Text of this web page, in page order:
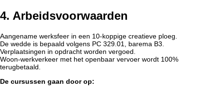
4. Arbeidsvoorwaarden
Aangename werksfeer in een 10-koppige creatieve ploeg.
De wedde is bepaald volgens PC 329.01, barema B3.
Verplaatsingen in opdracht worden vergoed.
Woon-werkverkeer met het openbaar vervoer wordt 100%
terugbetaald.
De cursussen gaan door op: